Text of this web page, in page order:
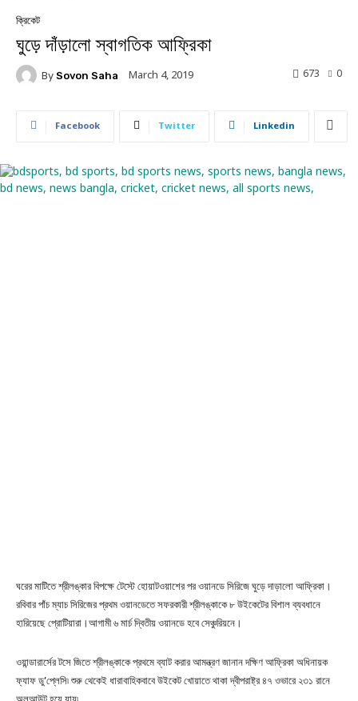
ক্রিকেট
ঘুড়ে দাঁড়ালো স্বাগতিক আফ্রিকা
By Sovon Saha March 4, 2019 0
673
Facebook Twitter Linkedin
ঘরের মাটিতে শ্রীলঙ্কার বিপক্ষে টেস্টে হোয়াটওয়াশের পর ওয়ানডে সিরিজে ঘুড়ে দাড়ালো আফ্রিকা।
রবিবার পাঁচ ম্যাচ সিরিজের প্রথম ওয়ানডেতে সফরকারী শ্রীলঙ্কাকে ৮ উইকেটের বিশাল ব্যবধানে
হারিয়েছে প্রোটিয়ারা।আগামী ৬ মার্চ দ্বিতীয় ওয়ানডে হবে সেঞ্চুরিয়নে।
ওয়ান্ডারার্সের টসে জিতে শ্রীলঙ্কাকে প্রথমে ব্যাট করার আমন্ত্রণ জানান দক্ষিণ আফ্রিকা অধিনায়ক
ফ্যাফ ডু’প্লেসি৷ শুরু থেকেই ধারাবাহিকবাবে উইকেট খোয়াতে থাকা দ্বীপরাষ্ট্র ৪৭ ওভারে ২৩১ রানে